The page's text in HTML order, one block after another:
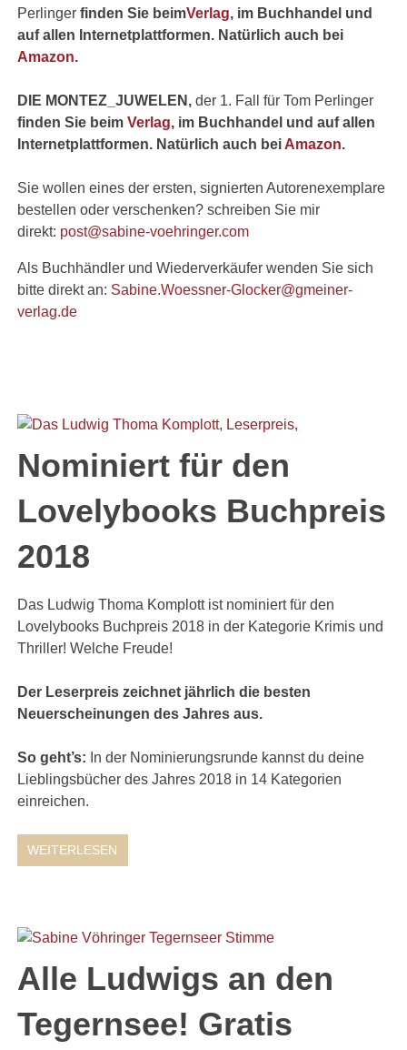
Perlingerfinden Sie beimVerlag, im Buchhandel und
auf allen Internetplattformen. Natürlich auch bei
Amazon.
DIE MONTEZ_JUWELEN,der 1. Fall für Tom Perlinger
finden Sie beimVerlag, im Buchhandel und auf allen
Internetplattformen. Natürlich auch bei Amazon.
Sie wollen eines der ersten, signierten Autorenexemplare
bestellen oder verschenken? schreiben Sie mir
direkt: post@sabine-voehringer.com
Als Buchhändler und Wiederverkäufer wenden Sie sich
bitte direkt an: Sabine.Woessner-Glocker@gmeiner-
verlag.de
Nominiert für den
Lovelybooks Buchpreis
2018
Das Ludwig Thoma Komplott ist nominiert für den
Lovelybooks Buchpreis 2018 in der Kategorie Krimis und
Thriller! Welche Freude!
Der Leserpreis zeichnet jährlich die besten
Neuerscheinungen des Jahres aus.
So geht’s: In der Nominierungsrunde kannst du deine
Lieblingsbücher des Jahres 2018 in 14 Kategorien
einreichen.
WEITERLESEN
Alle Ludwigs an den
Tegernsee! Gratis